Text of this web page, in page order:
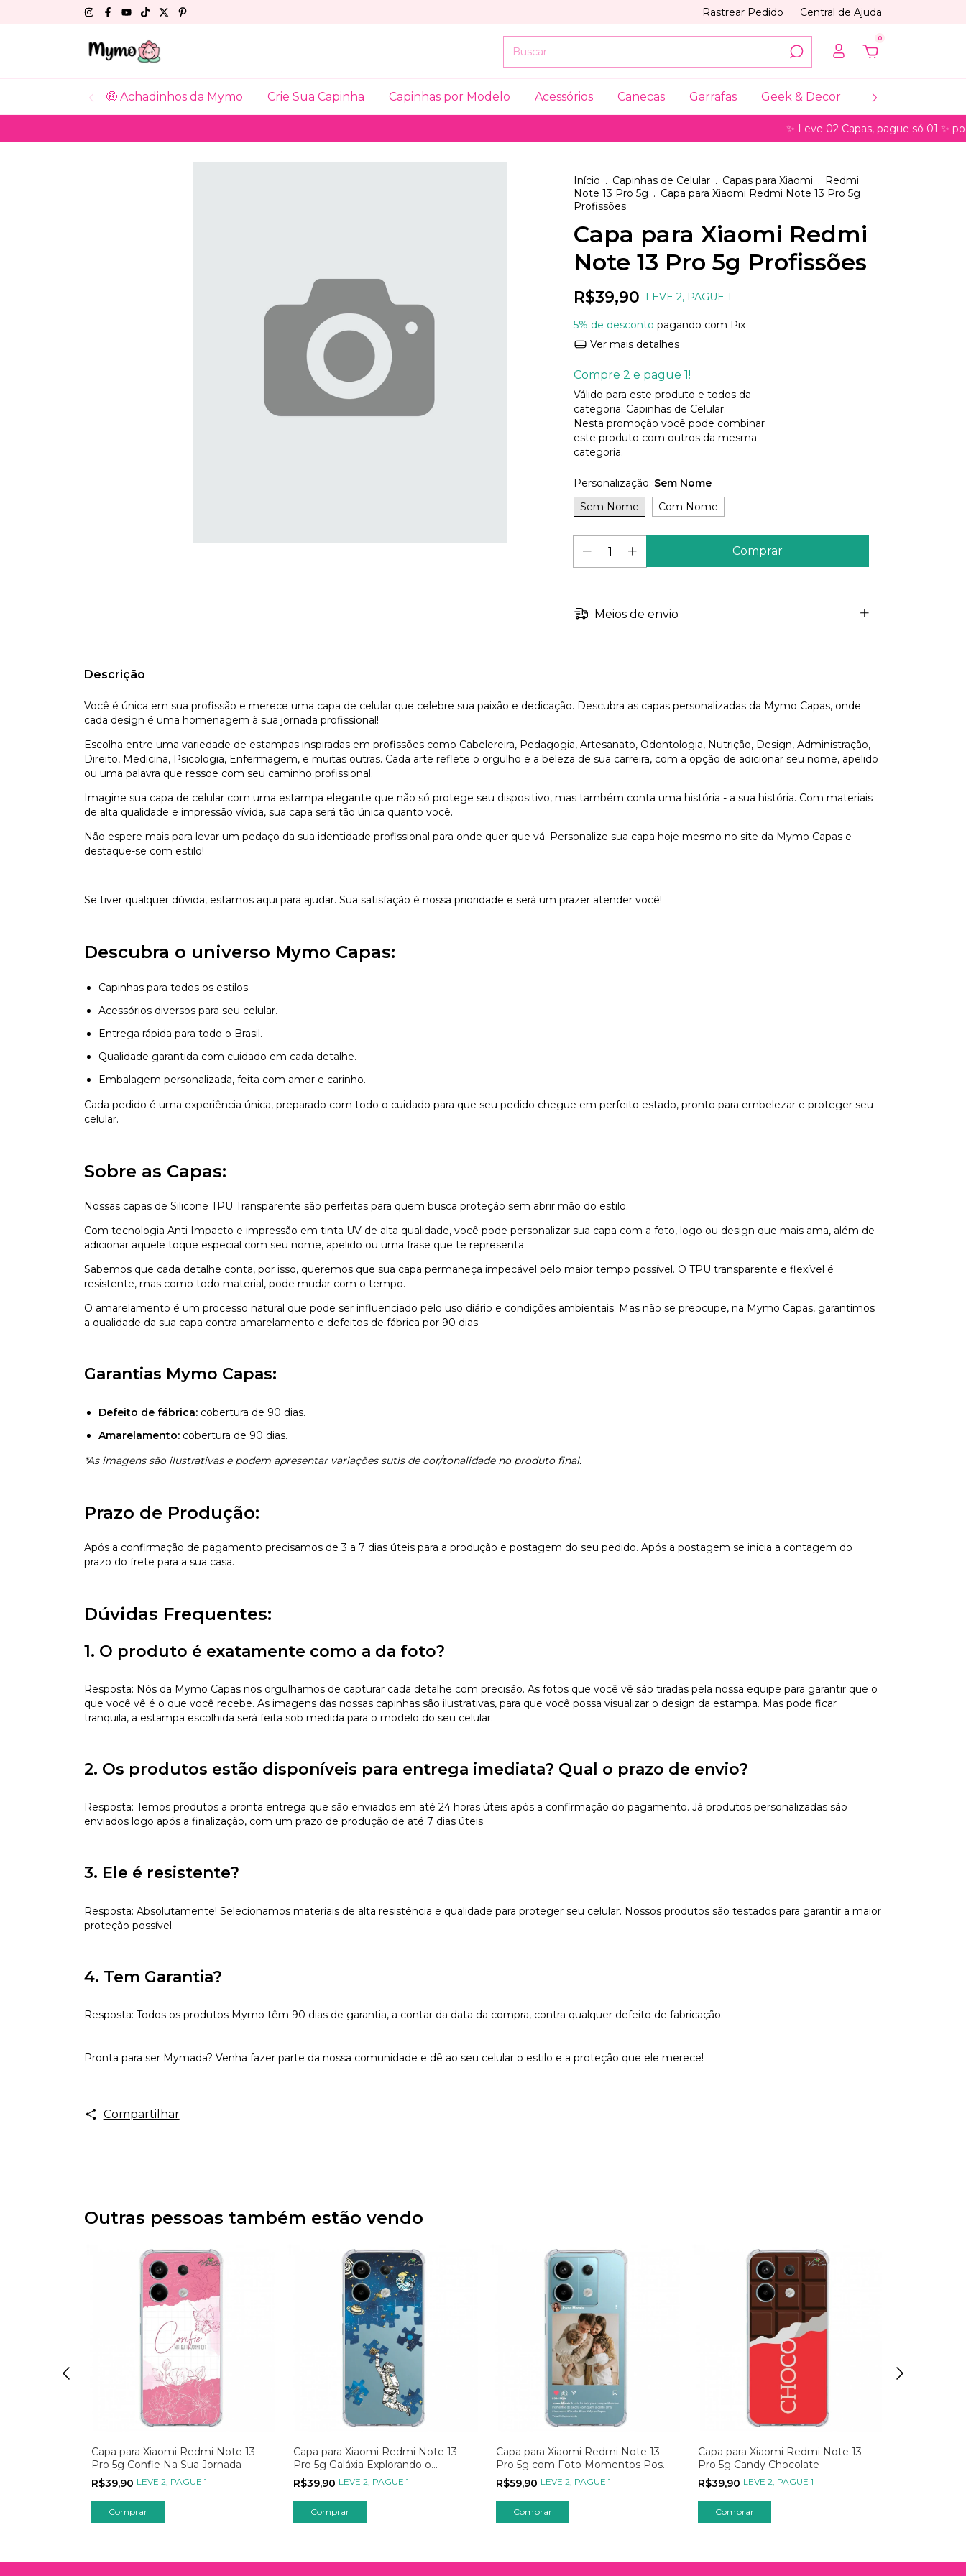
Rastrear Pedido Central de Ajuda
0
🤑 Achadinhos da Mymo Crie Sua Capinha Capinhas por Modelo Acessórios Canecas Garrafas Geek & Decor Coleções
✨ Leve 02 Capas, pague só 01 ✨ pode ser
Início . Capinhas de Celular . Capas para Xiaomi . Redmi
Note 13 Pro 5g . Capa para Xiaomi Redmi Note 13 Pro 5g
Profissões
Capa para Xiaomi Redmi
Note 13 Pro 5g Profissões
R$39,90 LEVE 2, PAGUE 1
5% de desconto pagando com Pix
Ver mais detalhes
Compre 2 e pague 1!
Válido para este produto e todos da
categoria: Capinhas de Celular.
Nesta promoção você pode combinar
este produto com outros da mesma
categoria.
Personalização: Sem Nome
Sem Nome
Com Nome
Meios de envio
Descrição
Você é única em sua profissão e merece uma capa de celular que celebre sua paixão e dedicação. Descubra as capas personalizadas da Mymo Capas, onde
cada design é uma homenagem à sua jornada profissional!
Escolha entre uma variedade de estampas inspiradas em profissões como Cabelereira, Pedagogia, Artesanato, Odontologia, Nutrição, Design, Administração,
Direito, Medicina, Psicologia, Enfermagem, e muitas outras. Cada arte reflete o orgulho e a beleza de sua carreira, com a opção de adicionar seu nome, apelido
ou uma palavra que ressoe com seu caminho profissional.
Imagine sua capa de celular com uma estampa elegante que não só protege seu dispositivo, mas também conta uma história - a sua história. Com materiais
de alta qualidade e impressão vívida, sua capa será tão única quanto você.
Não espere mais para levar um pedaço da sua identidade profissional para onde quer que vá. Personalize sua capa hoje mesmo no site da Mymo Capas e
destaque-se com estilo!
Se tiver qualquer dúvida, estamos aqui para ajudar. Sua satisfação é nossa prioridade e será um prazer atender você!
Descubra o universo Mymo Capas:
Capinhas para todos os estilos.
Acessórios diversos para seu celular.
Entrega rápida para todo o Brasil.
Qualidade garantida com cuidado em cada detalhe.
Embalagem personalizada, feita com amor e carinho.
Cada pedido é uma experiência única, preparado com todo o cuidado para que seu pedido chegue em perfeito estado, pronto para embelezar e proteger seu
celular.
Sobre as Capas:
Nossas capas de Silicone TPU Transparente são perfeitas para quem busca proteção sem abrir mão do estilo.
Com tecnologia Anti Impacto e impressão em tinta UV de alta qualidade, você pode personalizar sua capa com a foto, logo ou design que mais ama, além de
adicionar aquele toque especial com seu nome, apelido ou uma frase que te representa.
Sabemos que cada detalhe conta, por isso, queremos que sua capa permaneça impecável pelo maior tempo possível. O TPU transparente e flexível é
resistente, mas como todo material, pode mudar com o tempo.
O amarelamento é um processo natural que pode ser influenciado pelo uso diário e condições ambientais. Mas não se preocupe, na Mymo Capas, garantimos
a qualidade da sua capa contra amarelamento e defeitos de fábrica por 90 dias.
Garantias Mymo Capas:
Defeito de fábrica: cobertura de 90 dias.
Amarelamento: cobertura de 90 dias.
*As imagens são ilustrativas e podem apresentar variações sutis de cor/tonalidade no produto final.
Prazo de Produção:
Após a confirmação de pagamento precisamos de 3 a 7 dias úteis para a produção e postagem do seu pedido. Após a postagem se inicia a contagem do
prazo do frete para a sua casa.
Dúvidas Frequentes:
1. O produto é exatamente como a da foto?
Resposta: Nós da Mymo Capas nos orgulhamos de capturar cada detalhe com precisão. As fotos que você vê são tiradas pela nossa equipe para garantir que o
que você vê é o que você recebe. As imagens das nossas capinhas são ilustrativas, para que você possa visualizar o design da estampa. Mas pode ficar
tranquila, a estampa escolhida será feita sob medida para o modelo do seu celular.
2. Os produtos estão disponíveis para entrega imediata? Qual o prazo de envio?
Resposta: Temos produtos a pronta entrega que são enviados em até 24 horas úteis após a confirmação do pagamento. Já produtos personalizadas são
enviados logo após a finalização, com um prazo de produção de até 7 dias úteis.
3. Ele é resistente?
Resposta: Absolutamente! Selecionamos materiais de alta resistência e qualidade para proteger seu celular. Nossos produtos são testados para garantir a maior
proteção possível.
4. Tem Garantia?
Resposta: Todos os produtos Mymo têm 90 dias de garantia, a contar da data da compra, contra qualquer defeito de fabricação.
Pronta para ser Mymada? Venha fazer parte da nossa comunidade e dê ao seu celular o estilo e a proteção que ele merece!
Compartilhar
Outras pessoas também estão vendo
Capa para Xiaomi Redmi Note 13
Pro 5g Confie Na Sua Jornada
R$39,90 LEVE 2, PAGUE 1
Comprar
Capa para Xiaomi Redmi Note 13
Pro 5g Galáxia Explorando o
Universo Azul
R$39,90 LEVE 2, PAGUE 1
Comprar
Capa para Xiaomi Redmi Note 13
Pro 5g com Foto Momentos Post
no Instagram
R$59,90 LEVE 2, PAGUE 1
Comprar
Capa para Xiaomi Redmi Note 13
Pro 5g Candy Chocolate
R$39,90 LEVE 2, PAGUE 1
Comprar